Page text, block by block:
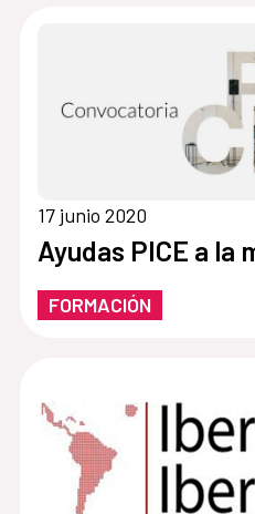
17 junio 2020
Ayudas PICE a la
FORMACIÓN